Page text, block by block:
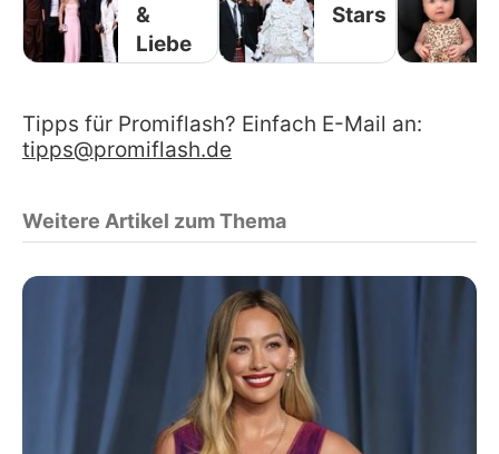
&
Liebe
Stars
Tipps für Promiflash? Einfach E-Mail an:
tipps@promiflash.de
Weitere Artikel zum Thema